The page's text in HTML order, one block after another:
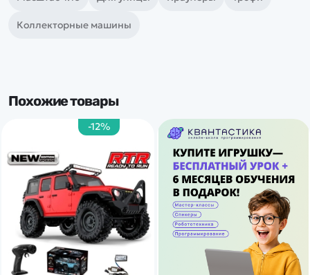
Коллекторные машины
Похожие товары
-12%